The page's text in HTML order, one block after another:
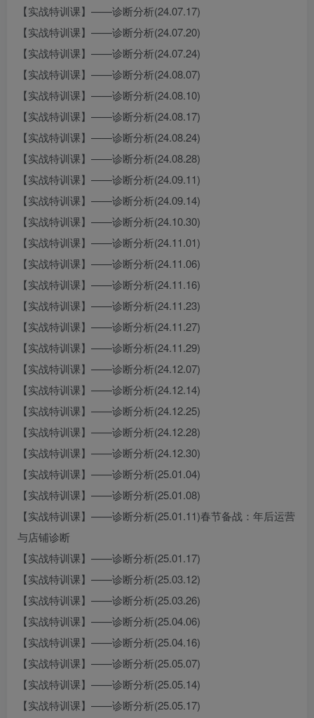
【实战特训课】——诊断分析(24.07.17)
【实战特训课】——诊断分析(24.07.20)
【实战特训课】——诊断分析(24.07.24)
【实战特训课】——诊断分析(24.08.07)
【实战特训课】——诊断分析(24.08.10)
【实战特训课】——诊断分析(24.08.17)
【实战特训课】——诊断分析(24.08.24)
【实战特训课】——诊断分析(24.08.28)
【实战特训课】——诊断分析(24.09.11)
【实战特训课】——诊断分析(24.09.14)
【实战特训课】——诊断分析(24.10.30)
【实战特训课】——诊断分析(24.11.01)
【实战特训课】——诊断分析(24.11.06)
【实战特训课】——诊断分析(24.11.16)
【实战特训课】——诊断分析(24.11.23)
【实战特训课】——诊断分析(24.11.27)
【实战特训课】——诊断分析(24.11.29)
【实战特训课】——诊断分析(24.12.07)
【实战特训课】——诊断分析(24.12.14)
【实战特训课】——诊断分析(24.12.25)
【实战特训课】——诊断分析(24.12.28)
【实战特训课】——诊断分析(24.12.30)
【实战特训课】——诊断分析(25.01.04)
【实战特训课】——诊断分析(25.01.08)
【实战特训课】——诊断分析(25.01.11)春节备战：年后运营
与店铺诊断
【实战特训课】——诊断分析(25.01.17)
【实战特训课】——诊断分析(25.03.12)
【实战特训课】——诊断分析(25.03.26)
【实战特训课】——诊断分析(25.04.06)
【实战特训课】——诊断分析(25.04.16)
【实战特训课】——诊断分析(25.05.07)
【实战特训课】——诊断分析(25.05.14)
【实战特训课】——诊断分析(25.05.17)